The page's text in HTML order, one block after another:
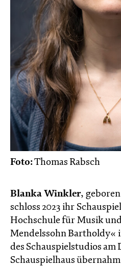
Foto:Thomas Rabsch
Blanka Winkler,
schloss 2023 ihr
Hochschule für Musik
Mendelssohn Bartholdy«
des Schauspielstudios am
Schauspielhaus übernahm